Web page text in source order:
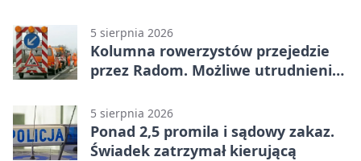
5 sierpnia 2026
Kolumna rowerzystów przejedzie
przez Radom. Możliwe utrudnienia
5 sierpnia 2026
Ponad 2,5 promila i sądowy zakaz.
Świadek zatrzymał kierującą